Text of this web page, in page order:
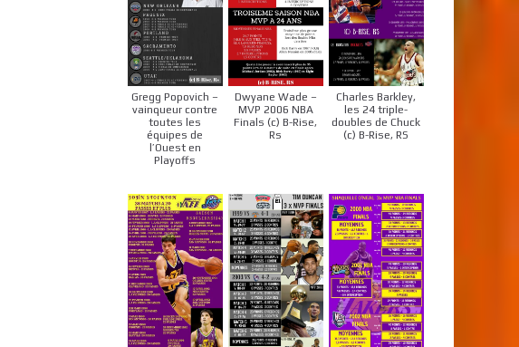
Gregg Popovich –
vainqueur contre
toutes les
équipes de
l’Ouest en
Playoffs
Dwyane Wade –
MVP 2006 NBA
Finals (c) B-Rise,
Rs
Charles Barkley,
les 24 triple-
doubles de Chuck
(c) B-Rise, RS